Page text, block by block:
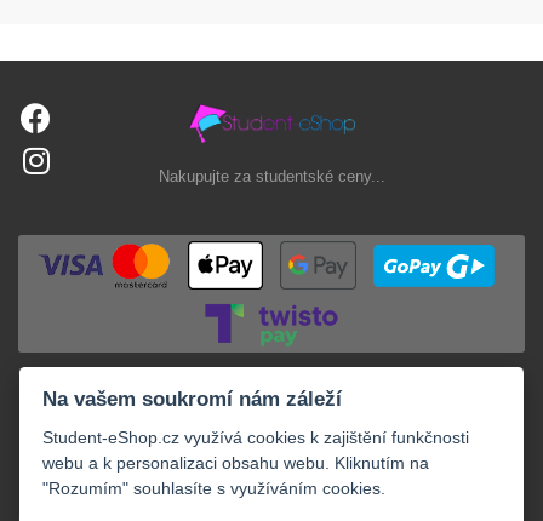
Nakupujte za studentské ceny...
Na vašem soukromí nám záleží
Student-eShop.cz využívá cookies k zajištění funkčnosti
webu a k personalizaci obsahu webu. Kliknutím na
"Rozumím" souhlasíte s využíváním cookies.